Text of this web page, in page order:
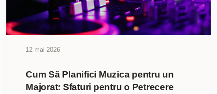
12 mai 2026
Cum Să Planifici Muzica pentru un
Majorat: Sfaturi pentru o Petrecere